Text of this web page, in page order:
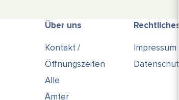
Über uns
Kontakt /
Öffnungszeiten
Alle
Ämter
Rechtliches
Impressum
Datenschutz